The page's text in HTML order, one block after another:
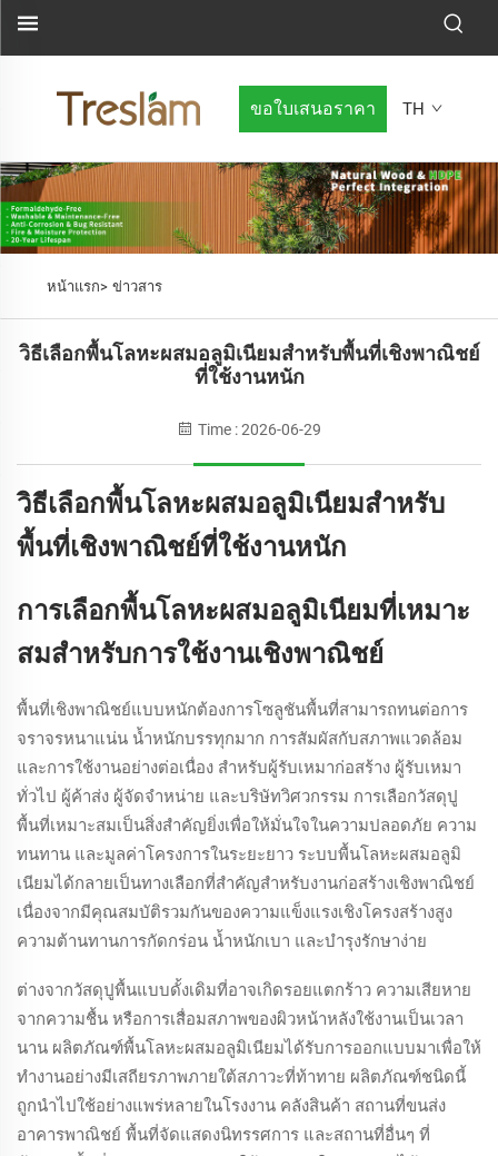
ขอใบเสนอราคา TH
หน้าแรก> ข่าวสาร
วิธีเลือกพื้นโลหะผสมอลูมิเนียมสำหรับพื้นที่เชิงพาณิชย์
ที่ใช้งานหนัก
Time : 2026-06-29
วิธีเลือกพื้นโลหะผสมอลูมิเนียมสำหรับ
พื้นที่เชิงพาณิชย์ที่ใช้งานหนัก
การเลือกพื้นโลหะผสมอลูมิเนียมที่เหมาะ
สมสำหรับการใช้งานเชิงพาณิชย์
พื้นที่เชิงพาณิชย์แบบหนักต้องการโซลูชันพื้นที่สามารถทนต่อการ
จราจรหนาแน่น น้ำหนักบรรทุกมาก การสัมผัสกับสภาพแวดล้อม
และการใช้งานอย่างต่อเนื่อง สำหรับผู้รับเหมาก่อสร้าง ผู้รับเหมา
ทั่วไป ผู้ค้าส่ง ผู้จัดจำหน่าย และบริษัทวิศวกรรม การเลือกวัสดุปู
พื้นที่เหมาะสมเป็นสิ่งสำคัญยิ่งเพื่อให้มั่นใจในความปลอดภัย ความ
ทนทาน และมูลค่าโครงการในระยะยาว ระบบพื้นโลหะผสมอลูมิ
เนียมได้กลายเป็นทางเลือกที่สำคัญสำหรับงานก่อสร้างเชิงพาณิชย์
เนื่องจากมีคุณสมบัติรวมกันของความแข็งแรงเชิงโครงสร้างสูง
ความต้านทานการกัดกร่อน น้ำหนักเบา และบำรุงรักษาง่าย
ต่างจากวัสดุปูพื้นแบบดั้งเดิมที่อาจเกิดรอยแตกร้าว ความเสียหาย
จากความชื้น หรือการเสื่อมสภาพของผิวหน้าหลังใช้งานเป็นเวลา
นาน ผลิตภัณฑ์พื้นโลหะผสมอลูมิเนียมได้รับการออกแบบมาเพื่อให้
ทำงานอย่างมีเสถียรภาพภายใต้สภาวะที่ท้าทาย ผลิตภัณฑ์ชนิดนี้
ถูกนำไปใช้อย่างแพร่หลายในโรงงาน คลังสินค้า สถานที่ขนส่ง
อาคารพาณิชย์ พื้นที่จัดแสดงนิทรรศการ และสถานที่อื่นๆ ที่